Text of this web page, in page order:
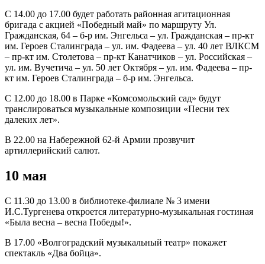
С 14.00 до 17.00 будет работать районная агитационная
бригада с акцией «Победный май» по маршруту Ул.
Гражданская, 64 – б-р им. Энгельса – ул. Гражданская – пр-кт
им. Героев Сталинграда – ул. им. Фадеева – ул. 40 лет ВЛКСМ
– пр-кт им. Столетова – пр-кт Канатчиков – ул. Российская –
ул. им. Вучетича – ул. 50 лет Октября – ул. им. Фадеева – пр-
кт им. Героев Сталинграда – б-р им. Энгельса.
С 12.00 до 18.00 в Парке «Комсомольский сад» будут
транслироваться музыкальные композиции «Песни тех
далеких лет».
В 22.00 на Набережной 62-й Армии прозвучит
артиллерийский салют.
10 мая
С 11.30 до 13.00 в библиотеке-филиале № 3 имени
И.С.Тургенева откроется литературно-музыкальная гостиная
«Была весна – весна Победы!».
В 17.00 «Волгоградский музыкальный театр» покажет
спектакль «Два бойца».